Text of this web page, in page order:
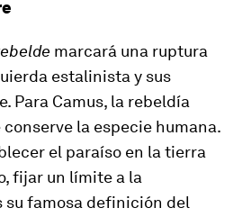
marcará una ruptura
estalinista y sus
Para Camus, la rebeldía
la especie humana.
el paraíso en la tierra
fijar un límite a la
su famosa definición del